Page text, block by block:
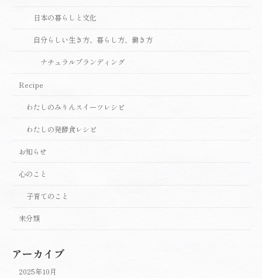
日本の暮らしと文化
自分らしい生き方、暮らし方、働き方
ナチュラルブランディング
Recipe
わたしのみりんスイーツレシピ
わたしの発酵食レシピ
お知らせ
心のこと
子育てのこと
未分類
アーカイブ
2025年10月